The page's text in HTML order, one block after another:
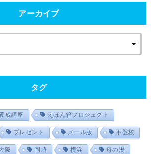
アーカイブ
タグ
成講座 えほん箱プロジェクト
プレゼント メール版 不登校
阪 岡崎 横浜 母の湯